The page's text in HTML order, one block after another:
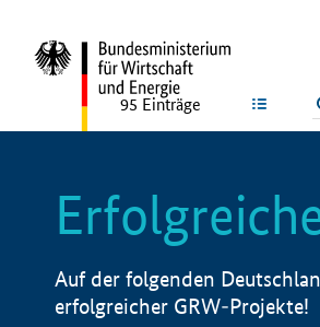
95 Einträge
Auf der folgenden
erfolgreicher GRW-Projekte!